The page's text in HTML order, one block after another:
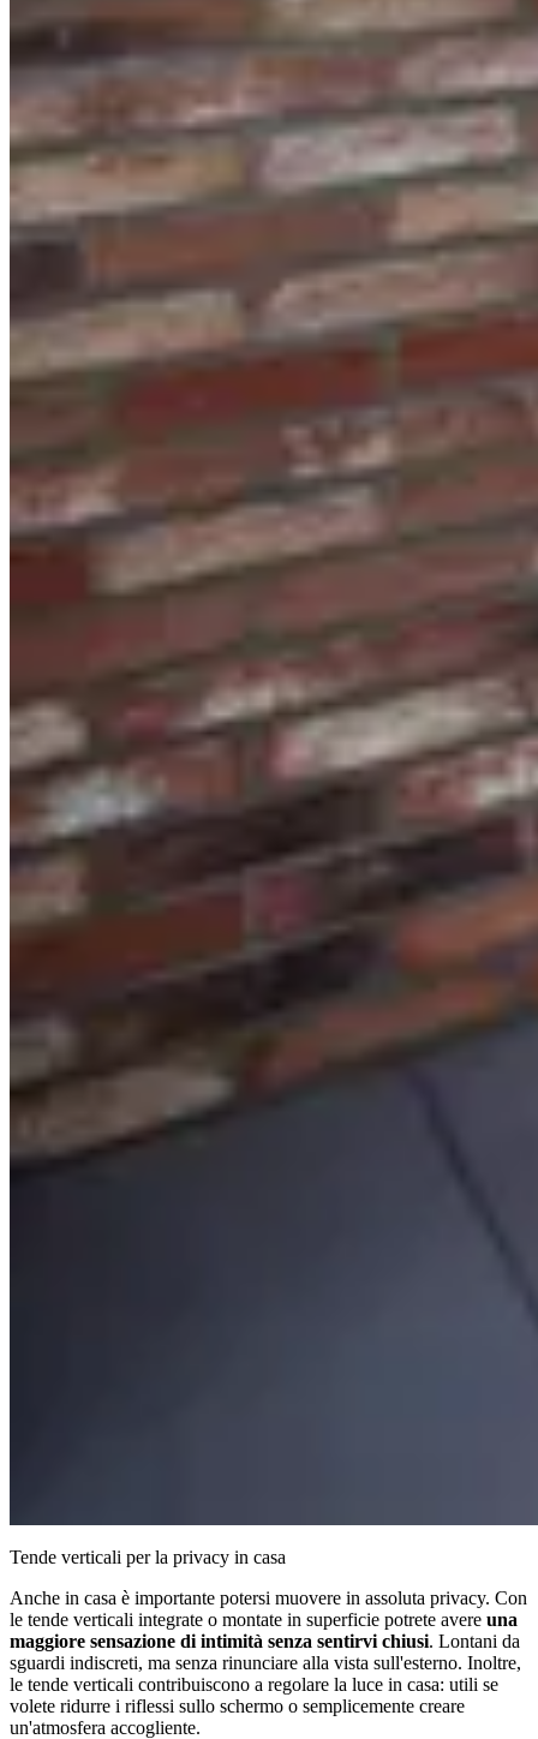
Tende verticali per la privacy in casa
Anche in casa è importante potersi muovere in assoluta privacy. Con
le tende verticali integrate o montate in superficie potrete avere una
maggiore sensazione di intimità senza sentirvi chiusi. Lontani da
sguardi indiscreti, ma senza rinunciare alla vista sull'esterno. Inoltre,
le tende verticali contribuiscono a regolare la luce in casa: utili se
volete ridurre i riflessi sullo schermo o semplicemente creare
un'atmosfera accogliente.